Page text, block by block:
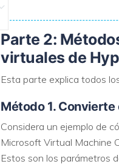
Parte 2:
virtuales de
Esta parte explica todos
Método 1.
Considera un ejemplo de
Microsoft Virtual Machine
Estos son los parámetros